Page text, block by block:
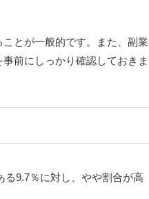
とが一般的です。また、副業
前にしっかり確認しておきま
9.7％に対し、やや割合が高